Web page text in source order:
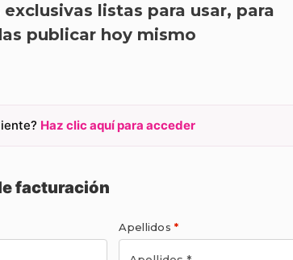
listas para usar, para
publicar hoy mismo
Haz clic aquí para acceder
facturación
Apellidos*